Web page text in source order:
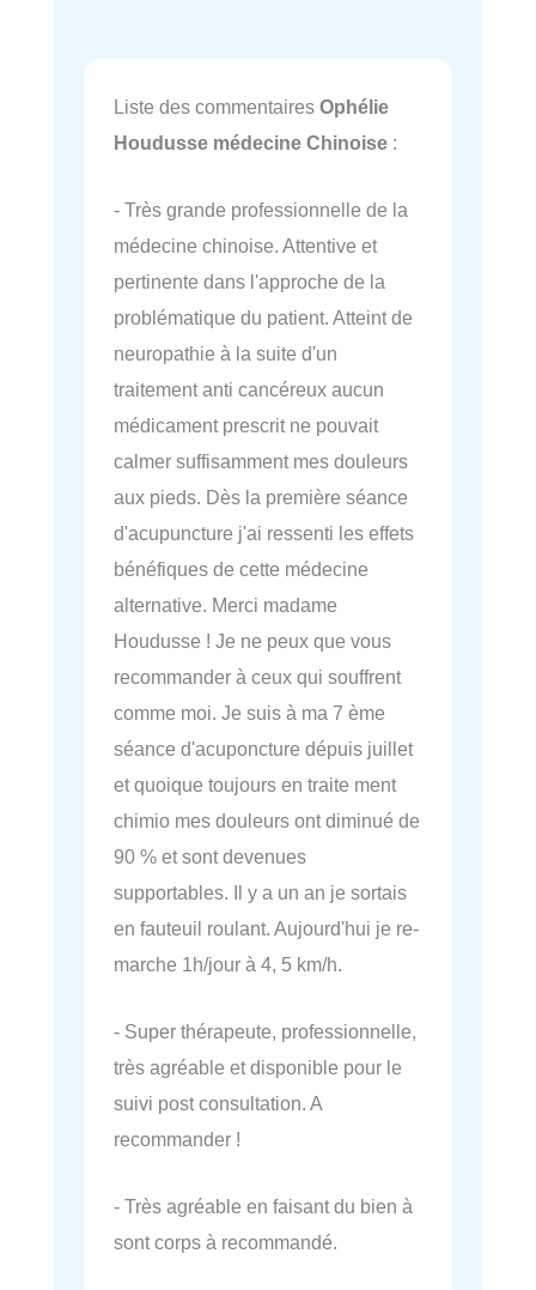
Liste des commentaires Ophélie
Houdusse médecine Chinoise :
- Très grande professionnelle de la
médecine chinoise. Attentive et
pertinente dans l'approche de la
problématique du patient. Atteint de
neuropathie à la suite d'un
traitement anti cancéreux aucun
médicament prescrit ne pouvait
calmer suffisamment mes douleurs
aux pieds. Dès la première séance
d'acupuncture j'ai ressenti les effets
bénéfiques de cette médecine
alternative. Merci madame
Houdusse ! Je ne peux que vous
recommander à ceux qui souffrent
comme moi. Je suis à ma 7 ème
séance d'acuponcture dépuis juillet
et quoique toujours en traite ment
chimio mes douleurs ont diminué de
90 % et sont devenues
supportables. Il y a un an je sortais
en fauteuil roulant. Aujourd'hui je re-
marche 1h/jour à 4, 5 km/h.
- Super thérapeute, professionnelle,
très agréable et disponible pour le
suivi post consultation. A
recommander !
- Très agréable en faisant du bien à
sont corps à recommandé.